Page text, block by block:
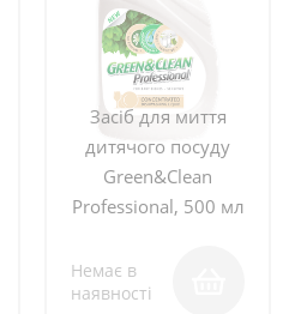
Засіб для миття
дитячого посуду
Green&Clean
Professional, 500 мл
Немає в
наявності